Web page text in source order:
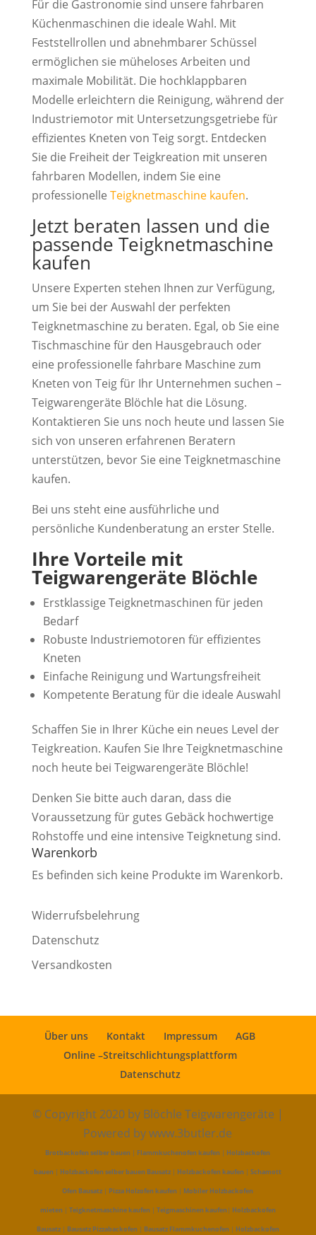
Für die Gastronomie sind unsere fahrbaren
Küchenmaschinen die ideale Wahl. Mit
Feststellrollen und abnehmbarer Schüssel
ermöglichen sie müheloses Arbeiten und
maximale Mobilität. Die hochklappbaren
Modelle erleichtern die Reinigung, während der
Industriemotor mit Untersetzungsgetriebe für
effizientes Kneten von Teig sorgt. Entdecken
Sie die Freiheit der Teigkreation mit unseren
fahrbaren Modellen, indem Sie eine
professionelle Teigknetmaschine kaufen.
Jetzt beraten lassen und die
passende Teigknetmaschine
kaufen
Unsere Experten stehen Ihnen zur Verfügung,
um Sie bei der Auswahl der perfekten
Teigknetmaschine zu beraten. Egal, ob Sie eine
Tischmaschine für den Hausgebrauch oder
eine professionelle fahrbare Maschine zum
Kneten von Teig für Ihr Unternehmen suchen –
Teigwarengeräte Blöchle hat die Lösung.
Kontaktieren Sie uns noch heute und lassen Sie
sich von unseren erfahrenen Beratern
unterstützen, bevor Sie eine Teigknetmaschine
kaufen.
Bei uns steht eine ausführliche und
persönliche Kundenberatung an erster Stelle.
Ihre Vorteile mit
Teigwarengeräte Blöchle
Erstklassige Teigknetmaschinen für jeden
Bedarf
Robuste Industriemotoren für effizientes
Kneten
Einfache Reinigung und Wartungsfreiheit
Kompetente Beratung für die ideale Auswahl
Schaffen Sie in Ihrer Küche ein neues Level der
Teigkreation. Kaufen Sie Ihre Teigknetmaschine
noch heute bei Teigwarengeräte Blöchle!
Denken Sie bitte auch daran, dass die
Voraussetzung für gutes Gebäck hochwertige
Rohstoffe und eine intensive Teigknetung sind.
Warenkorb
Es befinden sich keine Produkte im Warenkorb.
Widerrufsbelehrung
Datenschutz
Versandkosten
Über uns Kontakt Impressum
AGB
Online –Streitschlichtungsplattform
Datenschutz
© Copyright 2020 by Blöchle Teigwarengeräte |
Powered by www.3butler.de
Brotbackofen selber bauen | Flammkuchenofen kaufen | Holzbackofen
bauen | Holzbackofen selber bauen Bausatz | Holzbackofen kaufen |Schamott
Ofen Bausatz | Pizza Holzofen kaufen | Mobiler Holzbackofen
mieten| Teigknetmaschine kaufen| Teigmaschinen kaufen| Holzbackofen
Bausatz| Bausatz Pizzabackofen| Bausatz Flammkuchenofen| Holzbackofen